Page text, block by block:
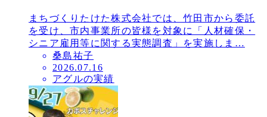
まちづくりたけた株式会社では、竹田市から委託
を受け、市内事業所の皆様を対象に「人材確保・
シニア雇用等に関する実態調査」を実施しま…
桑島祐子
投
稿
日
2026.07.16
アグルの実績